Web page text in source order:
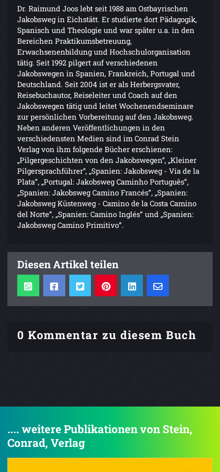
Dr. Raimund Joos lebt seit 1988 am Ostbayrischen
Jakobsweg in Eichstätt. Er studierte dort Pädagogik,
Spanisch und Theologie und war später u.a. in den
Bereichen Praktikumsbetreuung,
Erwachsenenbildung und Hochschulorganisation
tätig. Seit 1992 pilgert auf verschiedenen
Jakobswegen in Spanien, Frankreich, Portugal und
Deutschland. Seit 2004 ist er als Herbergsvater,
Reisebuchautor, Reiseleiter und Coach auf den
Jakobswegen tätig und leitet Wochenendseminare
zur persönlichen Vorbereitung auf den Jakobsweg.
Neben anderen Veröffentlichungen in den
verschiedensten Medien sind im Conrad Stein
Verlag von ihm folgende Bücher erschienen:
„Pilgergeschichten von den Jakobswegen“, „Kleiner
Pilgersprachführer“, „Spanien: Jakobsweg - Vía de la
Plata”, „Portugal: Jakobsweg Caminho Português”,
„Spanien: Jakobsweg Camino Francés”, „Spanien:
Jakobsweg Küstenweg - Camino de la Costa Camino
del Norte”, „Spanien: Camino Inglés” und „Spanien:
Jakobsweg Camino Primitivo”.
Diesen Artikel teilen
0 Kommentar zu diesem Buch
.... weitere Publikationen von Stein,
Conrad, Verlag